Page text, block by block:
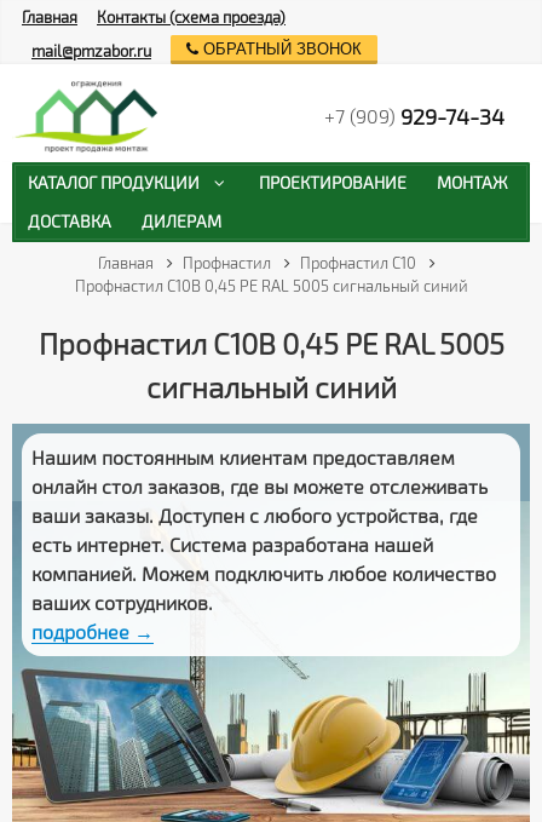
Главная Профнастил
Профнастил С10
Профнастил С10В 0,45 PE RAL 5005 сигнальный синий
Профнастил С10В 0,45 PE RAL 5005
сигнальный синий
Нашим постоянным клиентам предоставляем
онлайн стол заказов, где вы можете отслеживать
ваши заказы. Доступен с любого устройства, где
есть интернет. Система разработана нашей
компанией. Можем подключить любое количество
ваших сотрудников.
подробнее →
Главная
Контакты (схема проезда)
mail@pmzabor.ru
ОБРАТНЫЙ ЗВОНОК
+7 (909) 929-74-34
КАТАЛОГ ПРОДУКЦИИ ПРОЕКТИРОВАНИЕ
МОНТАЖ
ДОСТАВКА
ДИЛЕРАМ